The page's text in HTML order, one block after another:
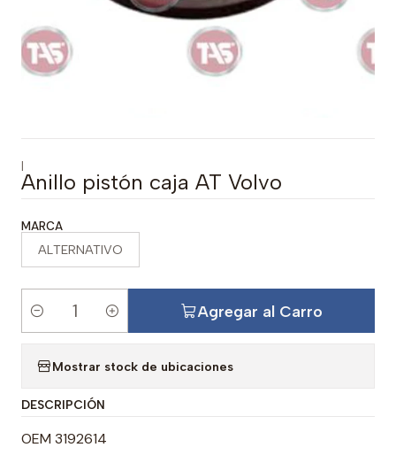
|
Anillo pistón caja AT Volvo
MARCA
ALTERNATIVO
i
d
Agregar al Carro
Mostrar stock de ubicaciones
DESCRIPCIÓN
OEM 3192614